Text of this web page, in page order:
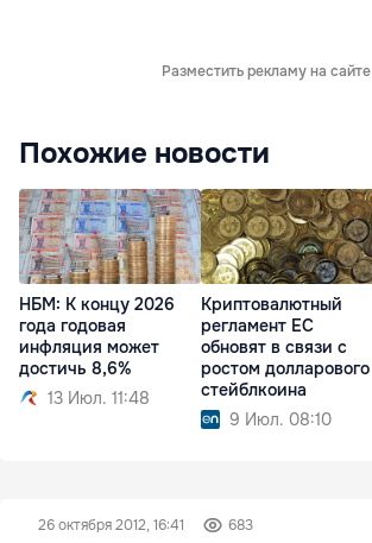
Разместить рекламу на сайте
Похожие новости
НБМ: К концу 2026
года годовая
инфляция может
достичь 8,6%
13 Июл. 11:48
Криптовалютный
регламент ЕС
обновят в связи с
ростом долларового
стейблкоина
9 Июл. 08:10
26 октября 2012, 16:41 683